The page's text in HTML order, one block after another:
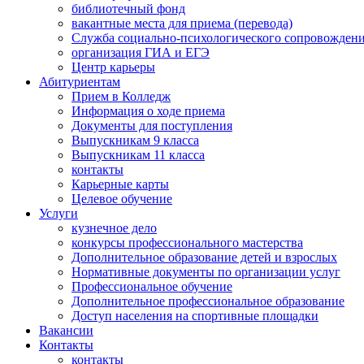
библиотечный фонд
вакантные места для приема (перевода)
Служба социально-психологического
организация ГИА и ЕГЭ
Центр карьеры
Абитуриентам
Прием в Колледж
Информация о ходе приема
Документы для поступления
Выпускникам 9 класса
Выпускникам 11 класса
контакты
Карьерные карты
Целевое обучение
Услуги
кузнечное дело
конкурсы профессионального мастерства
Дополнительное образование детей и взрослых
Нормативные документы по организации услуг
Профессиональное обучение
Дополнительное профессиональное образование
Доступ населения на спортивные площадки
Вакансии
Контакты
контакты